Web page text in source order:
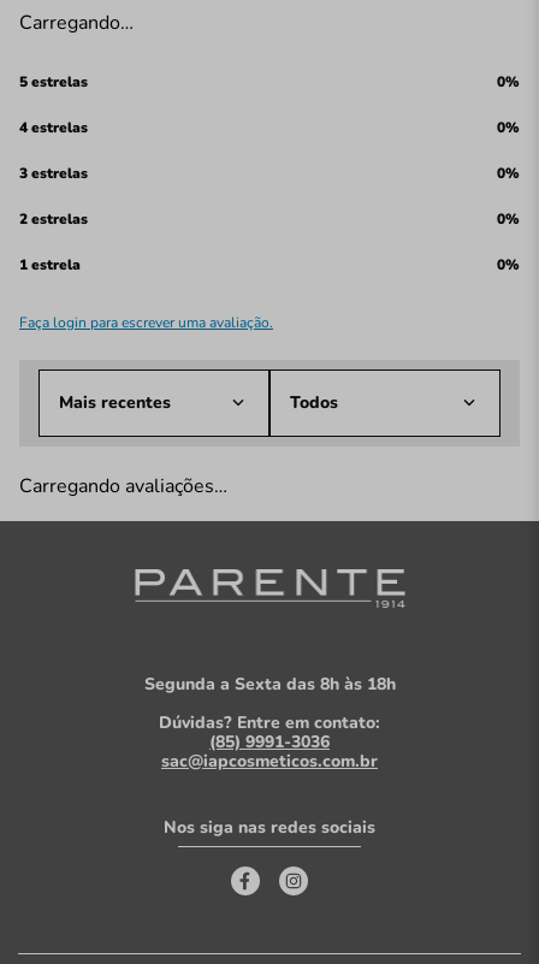
Carregando…
5 estrelas 0%
4 estrelas 0%
3 estrelas 0%
2 estrelas 0%
1 estrela 0%
Faça login para escrever uma avaliação.
Mais recentes Todos
Carregando avaliações…
Segunda a Sexta das 8h às 18h
Dúvidas? Entre em contato:
(85) 9991-3036
sac@iapcosmeticos.com.br
Nos siga nas redes sociais